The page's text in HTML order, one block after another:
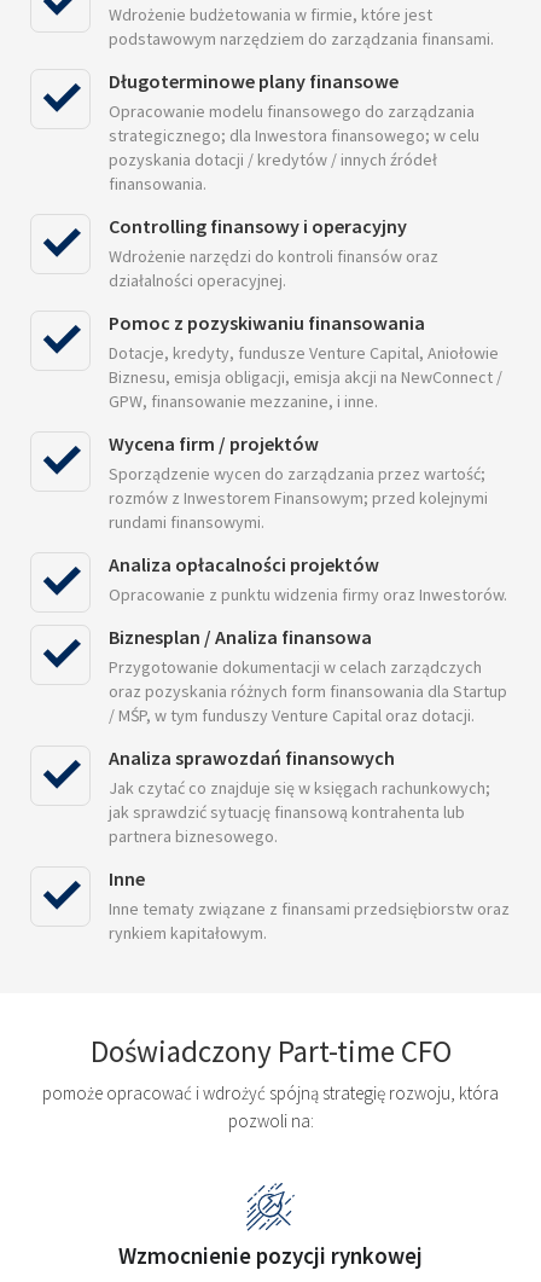
Wdrożenie budżetowania w firmie, które jest
podstawowym narzędziem do zarządzania finansami.
Długoterminowe plany finansowe
Opracowanie modelu finansowego do zarządzania
strategicznego; dla Inwestora finansowego; w celu
pozyskania dotacji / kredytów / innych źródeł
finansowania.
Controlling finansowy i operacyjny
Wdrożenie narzędzi do kontroli finansów oraz
działalności operacyjnej.
Pomoc z pozyskiwaniu finansowania
Dotacje, kredyty, fundusze Venture Capital, Aniołowie
Biznesu, emisja obligacji, emisja akcji na NewConnect /
GPW, finansowanie mezzanine, i inne.
Wycena firm / projektów
Sporządzenie wycen do zarządzania przez wartość;
rozmów z Inwestorem Finansowym; przed kolejnymi
rundami finansowymi.
Analiza opłacalności projektów
Opracowanie z punktu widzenia firmy oraz Inwestorów.
Biznesplan / Analiza finansowa
Przygotowanie dokumentacji w celach zarządczych
oraz pozyskania różnych form finansowania dla Startup
/ MŚP, w tym funduszy Venture Capital oraz dotacji.
Analiza sprawozdań finansowych
Jak czytać co znajduje się w księgach rachunkowych;
jak sprawdzić sytuację finansową kontrahenta lub
partnera biznesowego.
Inne
Inne tematy związane z finansami przedsiębiorstw oraz
rynkiem kapitałowym.
Doświadczony Part-time CFO
pomoże opracować i wdrożyć spójną strategię rozwoju, która
pozwoli na:
Wzmocnienie pozycji rynkowej